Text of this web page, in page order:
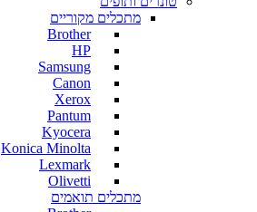
מתכלים מקוריים
Brother
HP
Samsung
Canon
Xerox
Pantum
Kyocera
Konica Minolta
Lexmark
Olivetti
מתכלים תואמים